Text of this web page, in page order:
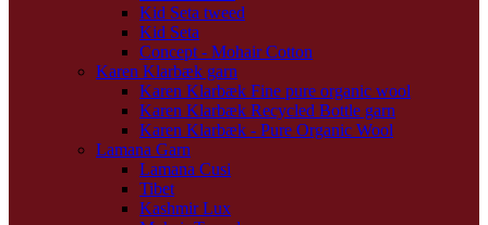
Kid Seta tweed
Kid Seta
Concept - Mohair Cotton
Karen Klarbæk garn
Karen Klarbæk Fine pure organic wool
Karen Klarbæk Recycled Bottle garn
Karen Klarbæk - Pure Organic Wool
Lamana Garn
Lamana Cusi
Tibet
Kashmir Lux